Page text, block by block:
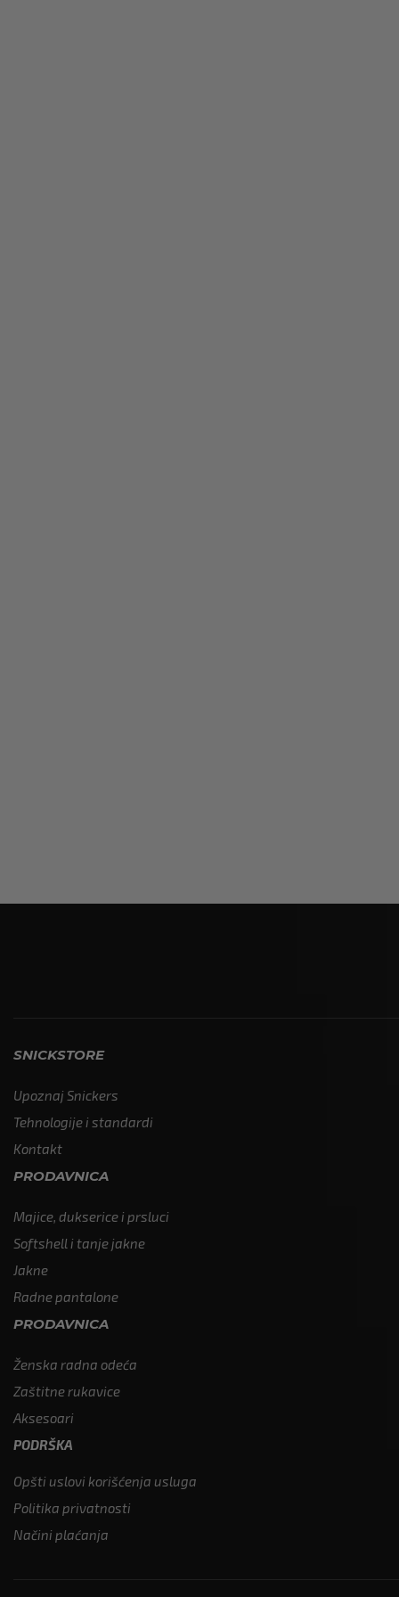
SNICKSTORE
Upoznaj Snickers
Tehnologije i standardi
Kontakt
PRODAVNICA
Majice, dukserice i prsluci
Softshell i tanje jakne
Jakne
Radne pantalone
PRODAVNICA
Ženska radna odeća
Zaštitne rukavice
Aksesoari
PODRŠKA
Opšti uslovi korišćenja usluga
Politika privatnosti
Načini plaćanja